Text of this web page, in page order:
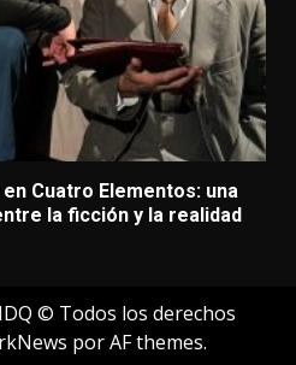
Cuatro Elementos: una
la ficción y la realidad
© Todos los derechos
por AF themes.